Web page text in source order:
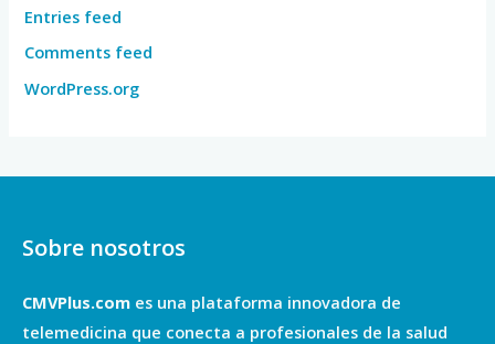
Entries feed
Comments feed
WordPress.org
Sobre nosotros
CMVPlus.com es una plataforma innovadora de
telemedicina que conecta a profesionales de la salud